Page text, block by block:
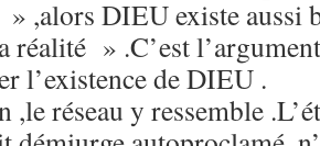
,alors DIEU existe aussi
réalité » .C’est
l’existence de DIEU .
,le réseau y ressemble